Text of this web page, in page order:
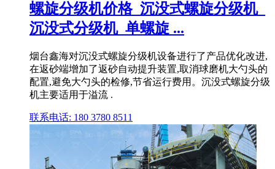
螺旋分级机价格_沉没式螺旋分级机_
沉没式分级机_单螺旋 ...
烟台鑫海对沉没式螺旋分级机设备进行了产品优化改进,
在返砂端增加了返砂自动提升装置,取消球磨机大勺头的
配置,避免大勺头的检修,节省运行费用。沉没式螺旋分级
机主要适用于溢流 .
联系电话: 180 3780 8511